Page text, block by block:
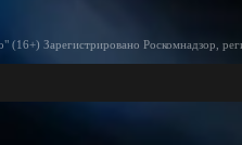
(16+) Зарегистрировано Роскомнадзор,